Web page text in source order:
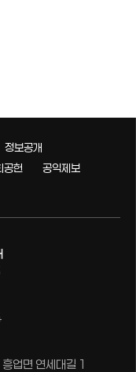
정보공개
공헌
공익제보
업면 연세대길 1